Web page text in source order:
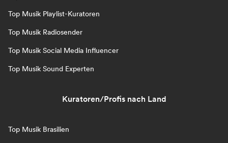
Top Musik Playlist-Kuratoren
Top Musik Radiosender
Top Musik Social Media Influencer
Top Musik Sound Experten
Kuratoren/Profis nach Land
Top Musik Brasilien